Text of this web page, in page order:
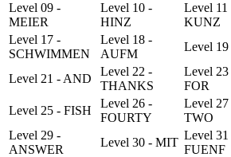
Level 09 -
MEIER
Level 10 -
HINZ
Level 11
KUNZ
Level 17 -
SCHWIMMEN
Level 18 -
AUFM
Level 19
Level 21 - AND
Level 22 -
THANKS
Level 23
FOR
Level 25 - FISH
Level 26 -
FOURTY
Level 27
TWO
Level 29 -
ANSWER
Level 30 - MIT
Level 31
FUENF